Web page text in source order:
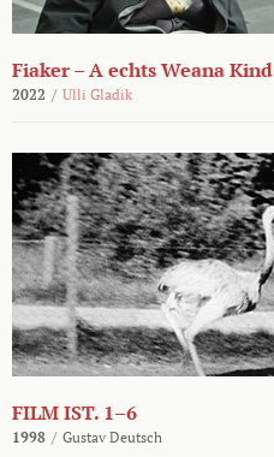
Fiaker – A echts Weana Kind
2022 / Ulli Gladik
FILM IST. 1–6
1998 / Gustav Deutsch